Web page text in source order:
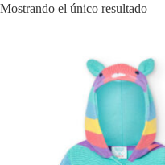
Mostrando el único resultado